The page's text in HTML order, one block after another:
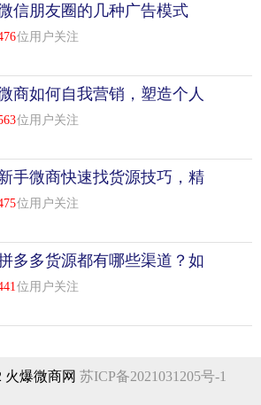
信朋友圈的几种广告模式
位用户关注
商如何自我营销，塑造个人
任感?
位用户关注
手微商快速找货源技巧，精
找货源技巧
位用户关注
多多货源都有哪些渠道？如
选择比较好
位用户关注
火爆微商网 苏ICP备2021031205号-1